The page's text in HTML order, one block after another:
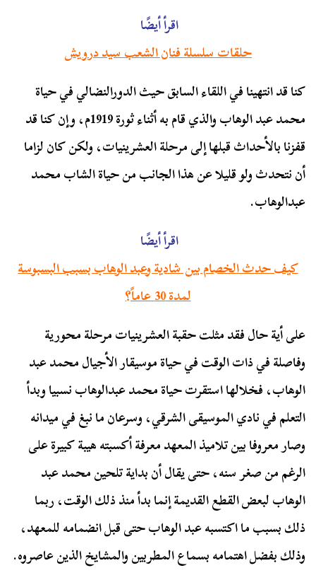
اقرأ أيضًا
حلقات سلسلة فنان الشعب سيد درويش
كنا قد انتهينا في اللقاء السابق حيث الدورالنضالي في حياة
محمد عبد الوهاب والذي قام به أثناء ثورة 1919م، وإن كنا قد
قفزنا بالأحداث قبلها إلى مرحلة العشرينيات، ولكن كان لزاما
أن نتحدث ولو قليلا عن هذا الجانب من حياة الشاب محمد
عبدالوهاب.
اقرأ أيضًا
كيف حدث الخصام بين شادية وعبد الوهاب بسبب البسبوسة
لمدة 30 عاماً؟
على أية حال فقد مثلت حقبة العشرينيات مرحلة محورية
وفاصلة في ذات الوقت في حياة موسيقار الأجيال محمد عبد
الوهاب، فخلالها استقرت حياة محمد عبدالوهاب نسبيا وبدأ
التعلم في نادي الموسيقى الشرقي، وسرعان ما نبغ في ميدانه
وصار معروفا بين تلاميذ المعهد معرفة أكسبته هيبة كبيرة على
الرغم من صغر سنه، حتى يقال أن بداية تلحين محمد عبد
الوهاب لبعض القطع القديمة إنما بدأ منذ ذلك الوقت، ربما
ذلك بسبب ما اكتسبه عبد الوهاب حتى قبل انضمامه للمعهد،
وذلك بفضل اهتمامه بسماع المطربين والمشايخ الذين عاصروه.